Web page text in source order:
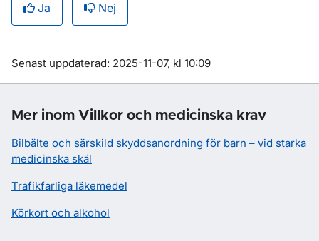
Ja Nej
Om sidan
Senast uppdaterad: 2025-11-07, kl 10:09
Mer inom Villkor och medicinska krav
Bilbälte och särskild skyddsanordning för barn – vid starka
medicinska skäl
Trafikfarliga läkemedel
Körkort och alkohol